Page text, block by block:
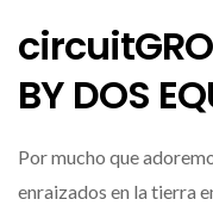
BY DOS
Por mucho que
enraizados en la tierra